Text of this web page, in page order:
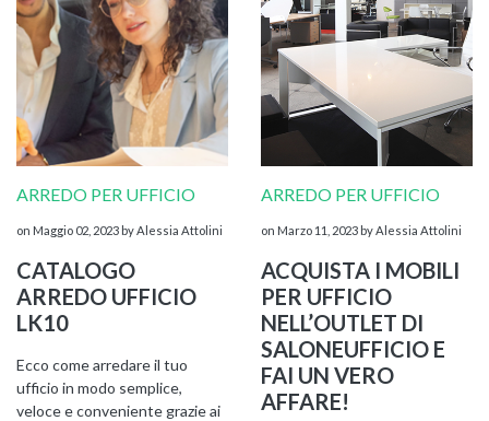
ARREDO PER UFFICIO
on Maggio 02, 2023 by Alessia Attolini
CATALOGO
ARREDO UFFICIO
LK10
Ecco come arredare il tuo
ufficio in modo semplice,
veloce e conveniente grazie ai
ARREDO PER UFFICIO
on Marzo 11, 2023 by Alessia Attolini
ACQUISTA I MOBILI
PER UFFICIO
NELL’OUTLET DI
SALONEUFFICIO E
FAI UN VERO
AFFARE!